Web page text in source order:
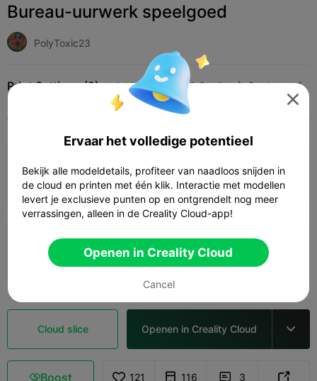
Bureau-uurwerk speelgoed
PolyToxic23
Print Settings (2) Add Speelgoed & Spellen  Bordspellen & kaartspellen 
 10h 50m  3 plates  385.46g
0.2mm layer, 2 walls, 15% infill
8 plates 289.84g
Cloud slice Openen in Creality Cloud 
Boost 121 116  3 

Ervaar het volledige potentieel
Bekijk alle modeldetails, profiteer van naadloos snijden in
de cloud en printen met één klik. Interactie met modellen
levert je exclusieve punten op en ontgrendelt nog meer
verrassingen, alleen in de Creality Cloud-app!
Openen in Creality Cloud
Cancel